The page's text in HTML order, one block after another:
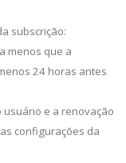
subscrição:
menos que a
24 horas antes
usuário e a renovação
configurações da